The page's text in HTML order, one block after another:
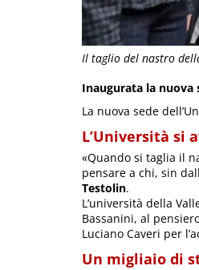
Il taglio del nastro
Inaugurata la nuova
La nuova sede
L’Università si
«Quando si taglia il
pensare a chi, sin
Testolin.
L’università della
Bassanini, al
Luciano Caveri per
Un migliaio di